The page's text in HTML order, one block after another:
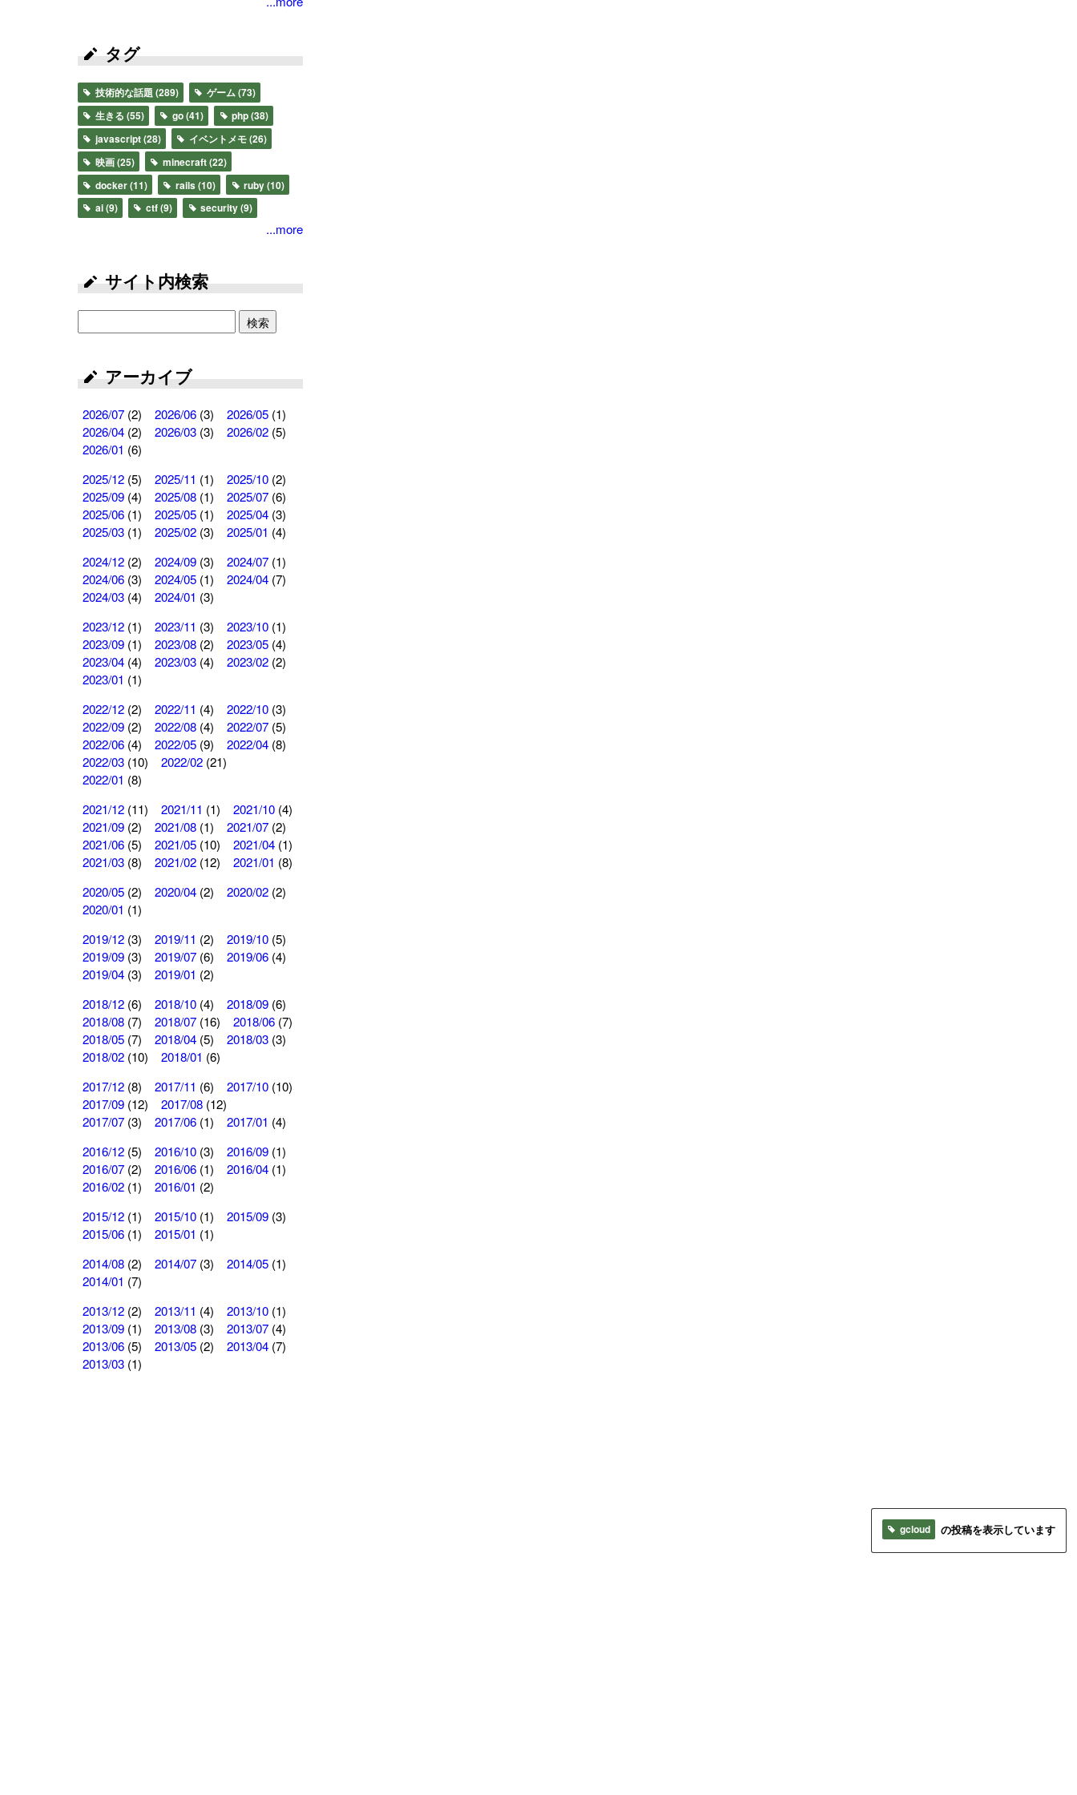
gcloud の投稿を表示しています
タグ
技術的な話題(289) ゲーム(73)
生きる (55) go(41) php(38)
javascript(28) イベントメモ(26)
映画(25) minecraft(22)
docker(11) rails (10) ruby(10)
ai(9) ctf(9) security(9)
...more
サイト内検索
検索
アーカイブ
2026/07 (2) 2026/06 (3) 2026/05 (1)
2026/04 (2) 2026/03 (3) 2026/02 (5)
2026/01 (6)
2025/12 (5) 2025/11 (1) 2025/10 (2)
2025/09 (4) 2025/08 (1) 2025/07 (6)
2025/06 (1) 2025/05 (1) 2025/04 (3)
2025/03 (1) 2025/02 (3) 2025/01 (4)
2024/12 (2) 2024/09 (3) 2024/07 (1)
2024/06 (3) 2024/05 (1) 2024/04 (7)
2024/03 (4) 2024/01 (3)
2023/12 (1) 2023/11 (3) 2023/10 (1)
2023/09 (1) 2023/08 (2) 2023/05 (4)
2023/04 (4) 2023/03 (4) 2023/02 (2)
2023/01 (1)
2022/12 (2) 2022/11 (4) 2022/10 (3)
2022/09 (2) 2022/08 (4) 2022/07 (5)
2022/06 (4) 2022/05 (9) 2022/04 (8)
2022/03 (10) 2022/02 (21)
2022/01 (8)
2021/12 (11) 2021/11 (1) 2021/10 (4)
2021/09 (2) 2021/08 (1) 2021/07 (2)
2021/06 (5) 2021/05 (10) 2021/04 (1)
2021/03 (8) 2021/02 (12) 2021/01 (8)
2020/05 (2) 2020/04 (2) 2020/02 (2)
2020/01 (1)
2019/12 (3) 2019/11 (2) 2019/10 (5)
2019/09 (3) 2019/07 (6) 2019/06 (4)
2019/04 (3) 2019/01 (2)
2018/12 (6) 2018/10 (4) 2018/09 (6)
2018/08 (7) 2018/07 (16) 2018/06 (7)
2018/05 (7) 2018/04 (5) 2018/03 (3)
2018/02 (10) 2018/01 (6)
2017/12 (8) 2017/11 (6) 2017/10 (10)
2017/09 (12) 2017/08 (12)
2017/07 (3) 2017/06 (1) 2017/01 (4)
2016/12 (5) 2016/10 (3) 2016/09 (1)
2016/07 (2) 2016/06 (1) 2016/04 (1)
2016/02 (1) 2016/01 (2)
2015/12 (1) 2015/10 (1) 2015/09 (3)
2015/06 (1) 2015/01 (1)
2014/08 (2) 2014/07 (3) 2014/05 (1)
2014/01 (7)
2013/12 (2) 2013/11 (4) 2013/10 (1)
2013/09 (1) 2013/08 (3) 2013/07 (4)
2013/06 (5) 2013/05 (2) 2013/04 (7)
2013/03 (1)